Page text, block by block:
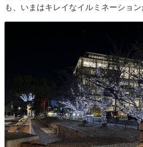
も、いまはキレイなイルミネーション